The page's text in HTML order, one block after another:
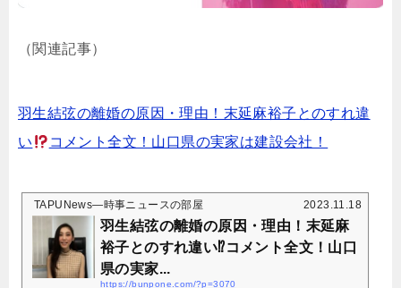
（関連記事）
羽生結弦の離婚の原因・理由！末延麻裕子とのすれ違
い
コメント全文！山口県の実家は建設会社！
TAPUNews―時事ニュースの部屋 2023.11.18
羽生結弦の離婚の原因・理由！末延麻
裕子とのすれ違い⁉コメント全文！山口
県の実家...
https://bunpone.com/?p=3070